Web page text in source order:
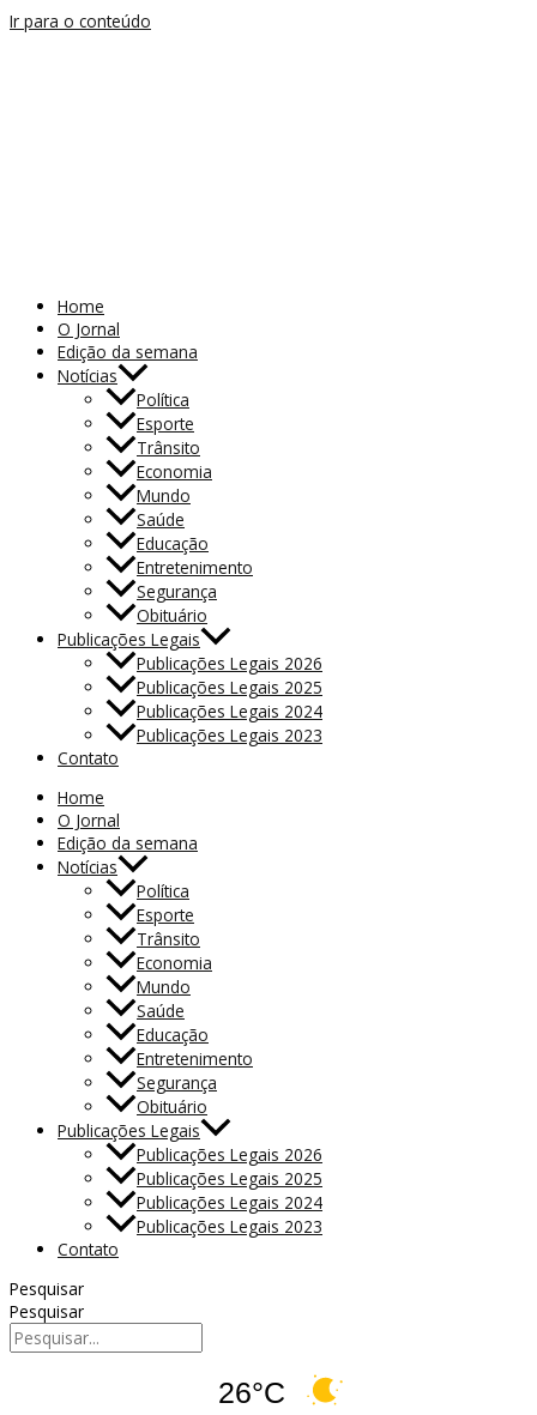
Ir para o conteúdo
Home
O Jornal
Edição da semana
Notícias
Política
Esporte
Trânsito
Economia
Mundo
Saúde
Educação
Entretenimento
Segurança
Obituário
Publicações Legais
Publicações Legais 2026
Publicações Legais 2025
Publicações Legais 2024
Publicações Legais 2023
Contato
Home
O Jornal
Edição da semana
Notícias
Política
Esporte
Trânsito
Economia
Mundo
Saúde
Educação
Entretenimento
Segurança
Obituário
Publicações Legais
Publicações Legais 2026
Publicações Legais 2025
Publicações Legais 2024
Publicações Legais 2023
Contato
Pesquisar
Pesquisar
26°C